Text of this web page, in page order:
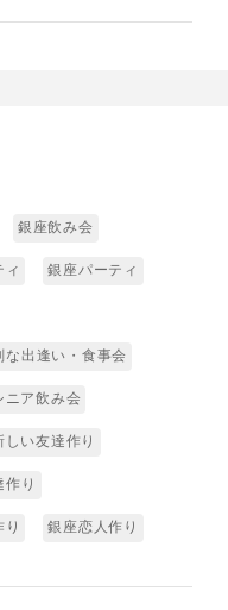
銀座飲み会
ィ 銀座パーティ
な出逢い・食事会
ニア飲み会
い友達作り
り
銀座恋人作り